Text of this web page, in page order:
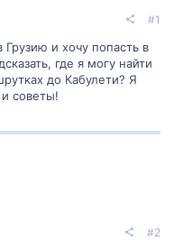
#1
и хочу попасть в
где я могу найти
до Кабулети? Я
советы!
#2